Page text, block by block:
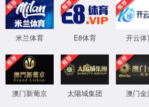
抱歉，出错啦！
Module Error